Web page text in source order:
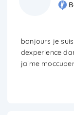
bonjours je
dexperience
jaime